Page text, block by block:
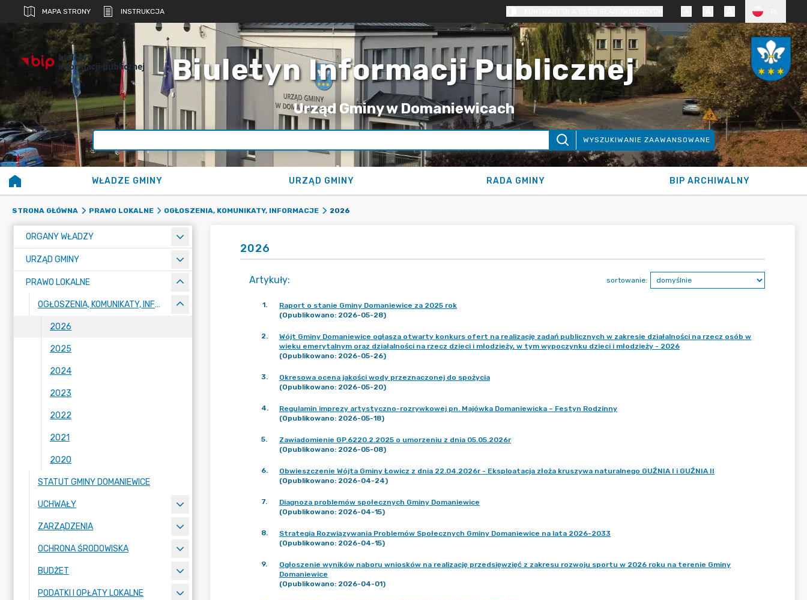
MAPA STRONY INSTRUKCJA
biuletyn
informacji publicznej Biuletyn Informacji Publicznej
Urząd Gminy w Domaniewicach
WYSZUKIWANIE ZAAWANSOWANE
WŁADZE GMINY URZĄD GMINY RADA GMINY BIP ARCHIWALNY
STRONA GŁÓWNA PRAWO LOKALNE OGŁOSZENIA, KOMUNIKATY, INFORMACJE 2026
ORGANY WŁADZY
URZĄD GMINY
PRAWO LOKALNE
OGŁOSZENIA, KOMUNIKATY, INFORMACJE
2026
2025
2024
2023
2022
2021
2020
STATUT GMINY DOMANIEWICE
UCHWAŁY
ZARZĄDZENIA
OCHRONA ŚRODOWISKA
BUDŻET
PODATKI I OPŁATY LOKALNE
2026
Artykuły: sortowanie:
1.
Raport o stanie Gminy Domaniewice za 2025 rok
(Opublikowano: 2026-05-28)
2.
Wójt Gminy Domaniewice ogłasza otwarty konkurs ofert na realizację zadań publicznych w zakresie działalności na rzecz osób w
wieku emerytalnym oraz działalności na rzecz dzieci i młodzieży, w tym wypoczynku dzieci i młodzieży - 2026
(Opublikowano: 2026-05-26)
3.
Okresowa ocena jakości wody przeznaczonej do spożycia
(Opublikowano: 2026-05-20)
4.
Regulamin imprezy artystyczno-rozrywkowej pn. Majówka Domaniewicka – Festyn Rodzinny
(Opublikowano: 2026-05-18)
5.
Zawiadomienie GP.6220.2.2025 o umorzeniu z dnia 05.05.2026r
(Opublikowano: 2026-05-08)
6.
Obwieszczenie Wójta Gminy Łowicz z dnia 22.04.2026r - Eksploatacja złoża kruszywa naturalnego GUŹNIA I i GUŹNIA II
(Opublikowano: 2026-04-24)
7.
Diagnoza problemów społecznych Gminy Domaniewice
(Opublikowano: 2026-04-15)
8.
Strategia Rozwiązywania Problemów Społecznych Gminy Domaniewice na lata 2026-2033
(Opublikowano: 2026-04-15)
9.
Ogłoszenie wyników naboru wniosków na realizację przedsięwzięć z zakresu rozwoju sportu w 2026 roku na terenie Gminy
Domaniewice
(Opublikowano: 2026-04-01)